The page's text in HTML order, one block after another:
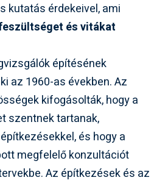
kutatás érdekeivel, ami
és vitákat
építésének
az 1960-as években. Az
kifogásolták, hogy a
szentnek tartanak,
és hogy a
megfelelő konzultációt
Az építkezések és az